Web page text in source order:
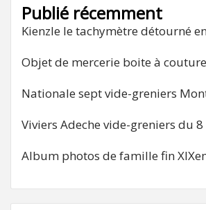
Publié récemment
Kienzle le tachymètre détourné
Objet de mercerie boite à
Nationale sept vide-greniers
Viviers Adeche vide-greniers du
Album photos de famille fin